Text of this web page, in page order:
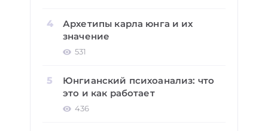
Архетипы карла юнга и их
значение
531
Юнгианский психоанализ: что
это и как работает
436